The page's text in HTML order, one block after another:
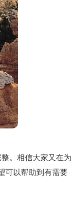
。相信大家又在为
可以帮助到有需要